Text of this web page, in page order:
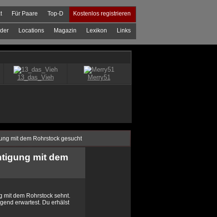
Kostenlos registrieren
Top-D
Für Paare
Links
Lexikon
Magazin
Locations
mit dem Rohrstock gesucht
mit dem
mit dem Rohrstock sehnt.
erwartest. Du erhälst